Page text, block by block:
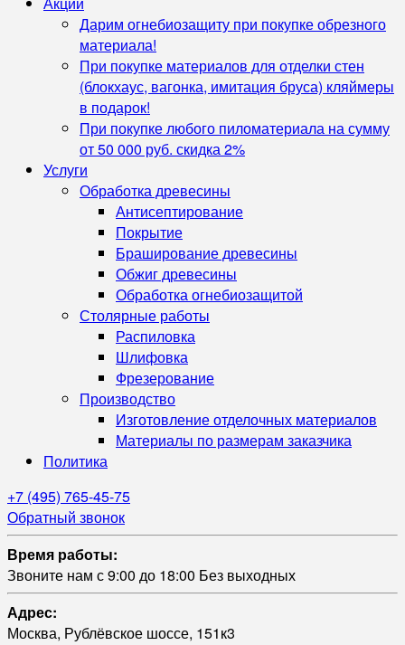
Дарим огнебиозащиту при покупке обрезного
материала!
При покупке материалов для отделки стен
(блокхаус, вагонка, имитация бруса) кляймеры
в подарок!
При покупке любого пиломатериала на сумму
от 50 000 руб. скидка 2%
Услуги
Обработка древесины
Антисептирование
Покрытие
Браширование древесины
Обжиг древесины
Обработка огнебиозащитой
Столярные работы
Распиловка
Шлифовка
Фрезерование
Производство
Изготовление отделочных материалов
Материалы по размерам заказчика
Политика
+7 (495) 765-45-75
Обратный звонок
Время работы:
Звоните нам с 9:00 до 18:00 Без выходных
Адрес:
Москва, Рублёвское шоссе, 151к3